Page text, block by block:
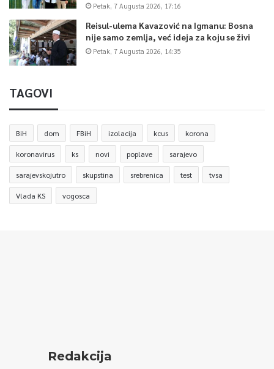
Petak, 7 Augusta 2026, 17:16
Reisul-ulema Kavazović na Igmanu: Bosna
nije samo zemlja, već ideja za koju se živi
Petak, 7 Augusta 2026, 14:35
TAGOVI
BiH dom FBiH izolacija kcus korona
koronavirus ks novi poplave sarajevo
sarajevskojutro skupstina srebrenica test tvsa
Vlada KS vogosca
Redakcija